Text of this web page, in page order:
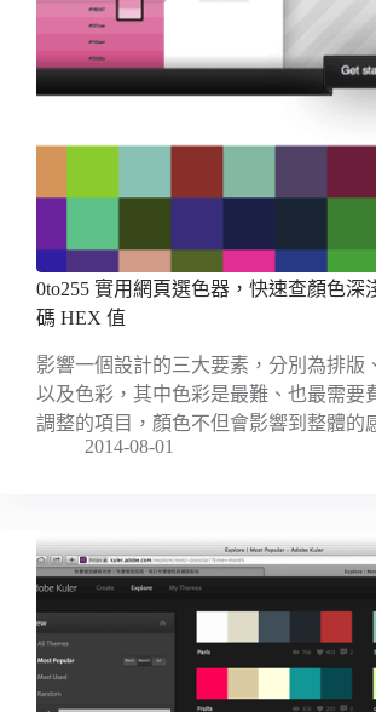
0to255 實用網頁選色器，快速查顏色深
碼 HEX 值
影響一個設計的三大要素，分別為排版
以及色彩，其中色彩是最難、也最需要
調整的項目，顏色不但會影響到整體的
2014-08-01